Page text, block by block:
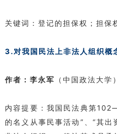
关键词：登记的担保权；担保
3.对我国民法上非法人组织概
作者：李永军 （中国政法大学）
内容提要：我国民法典第
的名义从事民事活动”、“其